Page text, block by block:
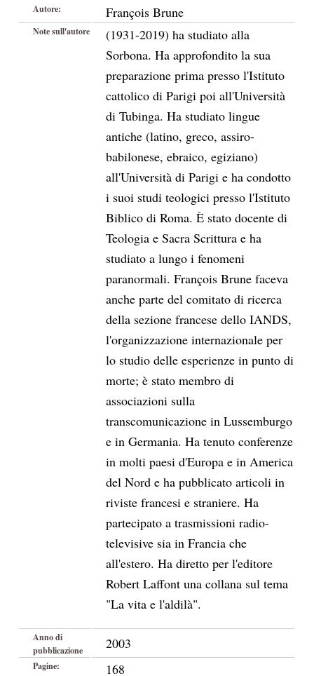
Autore: François Brune
Note sull'autore
(1931-2019) ha studiato alla
Sorbona. Ha approfondito la sua
preparazione prima presso l'Istituto
cattolico di Parigi poi all'Università
di Tubinga. Ha studiato lingue
antiche (latino, greco, assiro-
babilonese, ebraico, egiziano)
all'Università di Parigi e ha condotto
i suoi studi teologici presso l'Istituto
Biblico di Roma. È stato docente di
Teologia e Sacra Scrittura e ha
studiato a lungo i fenomeni
paranormali. François Brune faceva
anche parte del comitato di ricerca
della sezione francese dello IANDS,
l'organizzazione internazionale per
lo studio delle esperienze in punto di
morte; è stato membro di
associazioni sulla
transcomunicazione in Lussemburgo
e in Germania. Ha tenuto conferenze
in molti paesi d'Europa e in America
del Nord e ha pubblicato articoli in
riviste francesi e straniere. Ha
partecipato a trasmissioni radio-
televisive sia in Francia che
all'estero. Ha diretto per l'editore
Robert Laffont una collana sul tema
"La vita e l'aldilà".
Anno di
pubblicazione
2003
Pagine: 168